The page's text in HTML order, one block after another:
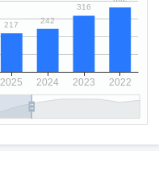
1967年，是澳大利亚一流大
在全世界享有盛名。拉筹
的澳大利亚大学之一。
入研究基金最多的大学之
处于领先地位，享有国际
育专刊 评为世界最佳100